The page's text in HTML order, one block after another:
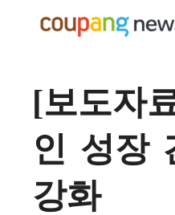
[보도자
인 성장
강화